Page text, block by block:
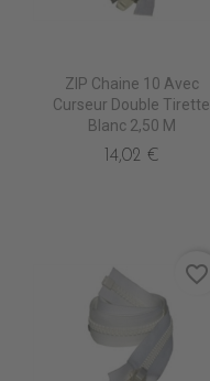
ZIP Chaine 10 Avec
Curseur Double Tirette
Blanc 2,50 M
14,02 €
favorite_border